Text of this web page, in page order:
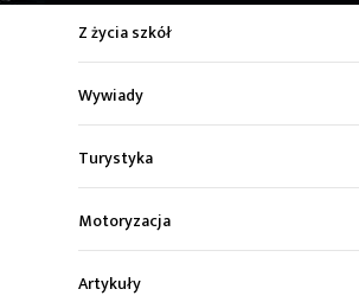
Z życia szkół
Wywiady
Turystyka
Motoryzacja
Artykuły